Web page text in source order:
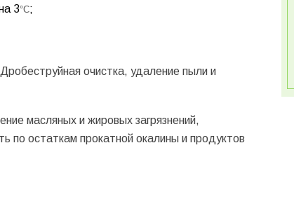
3°C;
очистка, удаление пыли и
масляных и жировых загрязнений,
по остаткам прокатной окалины и продуктов